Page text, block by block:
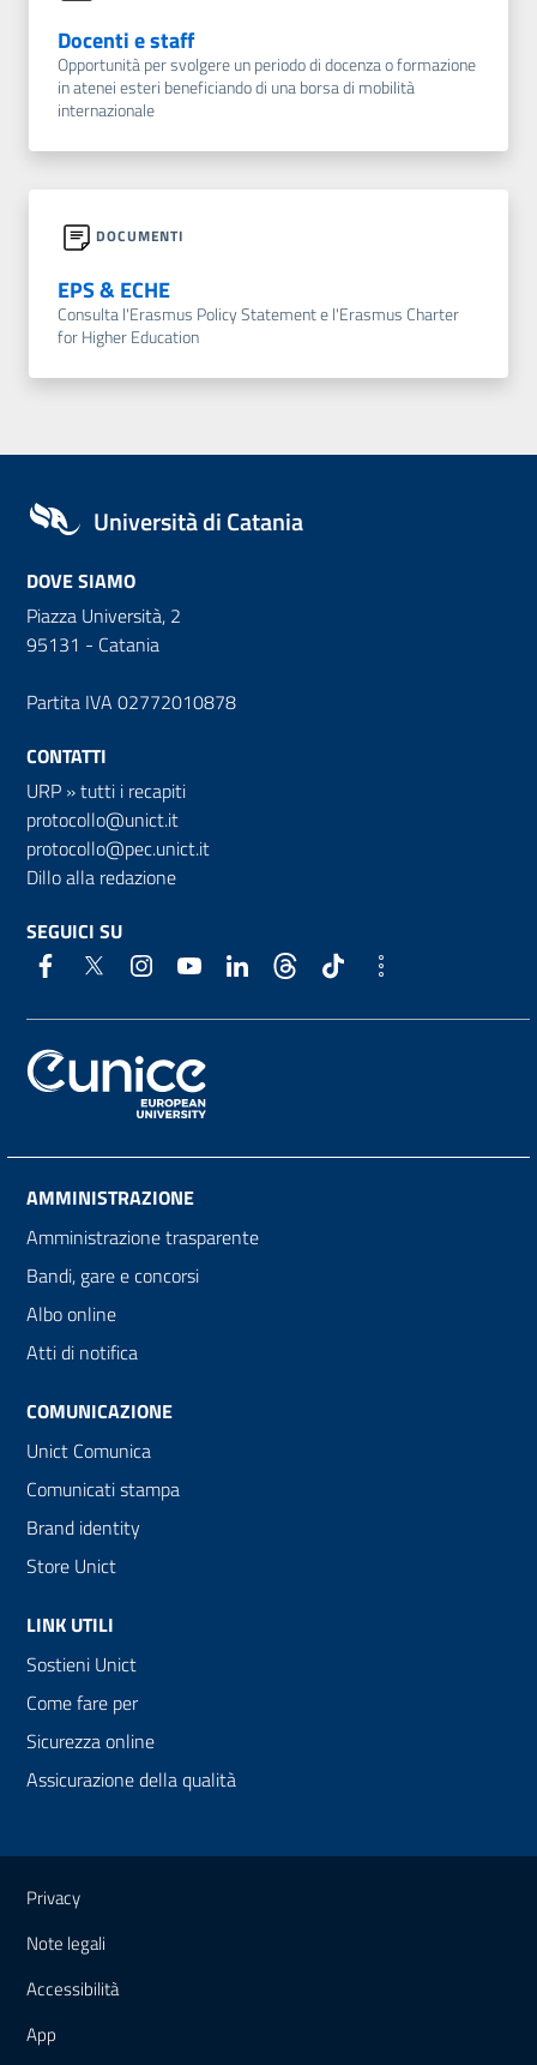
Docenti e staff
Opportunità per svolgere un periodo di docenza o formazione
in atenei esteri beneficiando di una borsa di mobilità
internazionale
DOCUMENTI
EPS & ECHE
Consulta l'Erasmus Policy Statement e l'Erasmus Charter
for Higher Education
Università di Catania
DOVE SIAMO
Piazza Università, 2
95131 - Catania
Partita IVA 02772010878
CONTATTI
URP »tutti i recapiti
protocollo@unict.it
protocollo@pec.unict.it
Dillo alla redazione
SEGUICI SU
AMMINISTRAZIONE
Amministrazione trasparente
Bandi, gare e concorsi
Albo online
Atti di notifica
COMUNICAZIONE
Unict Comunica
Comunicati stampa
Brand identity
Store Unict
LINK UTILI
Sostieni Unict
Come fare per
Sicurezza online
Assicurazione della qualità
Link e informazioni utili
Privacy
Note legali
Accessibilità
App